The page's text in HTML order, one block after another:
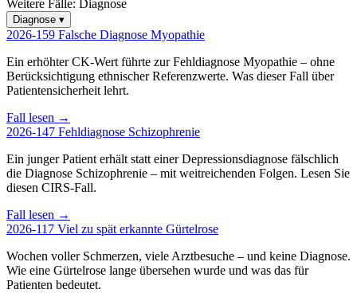
Weitere Fälle: Diagnose
Diagnose ▾
2026-159 Falsche Diagnose Myopathie
Ein erhöhter CK-Wert führte zur Fehldiagnose Myopathie – ohne
Berücksichtigung ethnischer Referenzwerte. Was dieser Fall über
Patientensicherheit lehrt.
Fall lesen →
2026-147 Fehldiagnose Schizophrenie
Ein junger Patient erhält statt einer Depressionsdiagnose fälschlich
die Diagnose Schizophrenie – mit weitreichenden Folgen. Lesen Sie
diesen CIRS-Fall.
Fall lesen →
2026-117 Viel zu spät erkannte Gürtelrose
Wochen voller Schmerzen, viele Arztbesuche – und keine Diagnose.
Wie eine Gürtelrose lange übersehen wurde und was das für
Patienten bedeutet.